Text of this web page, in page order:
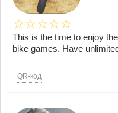
This is the time to enjoy
bike games. Have
QR-код